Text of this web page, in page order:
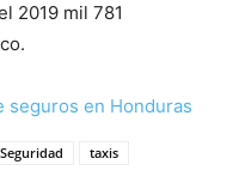
2019 mil 781
seguros en Honduras
Seguridad
taxis